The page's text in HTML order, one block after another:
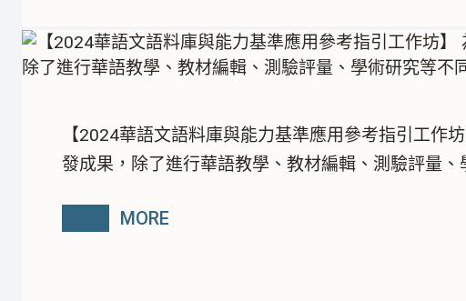
發成果，除了進行華語教學、教材編輯、測驗評量